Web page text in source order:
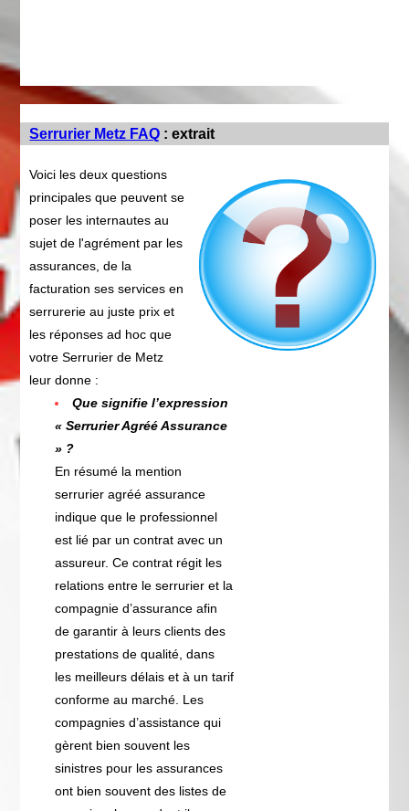
Serrurier Metz FAQ : extrait
Voici les deux questions
principales que peuvent se
poser les internautes au
sujet de l'agrément par les
assurances, de la
facturation ses services en
serrurerie au juste prix et
les réponses ad hoc que
votre Serrurier de Metz
leur donne :
Que signifie l’expression
« Serrurier Agréé Assurance
» ?
En résumé la mention
serrurier agréé assurance
indique que le professionnel
est lié par un contrat avec un
assureur. Ce contrat régit les
relations entre le serrurier et la
compagnie d’assurance afin
de garantir à leurs clients des
prestations de qualité, dans
les meilleurs délais et à un tarif
conforme au marché. Les
compagnies d’assistance qui
gèrent bien souvent les
sinistres pour les assurances
ont bien souvent des listes de